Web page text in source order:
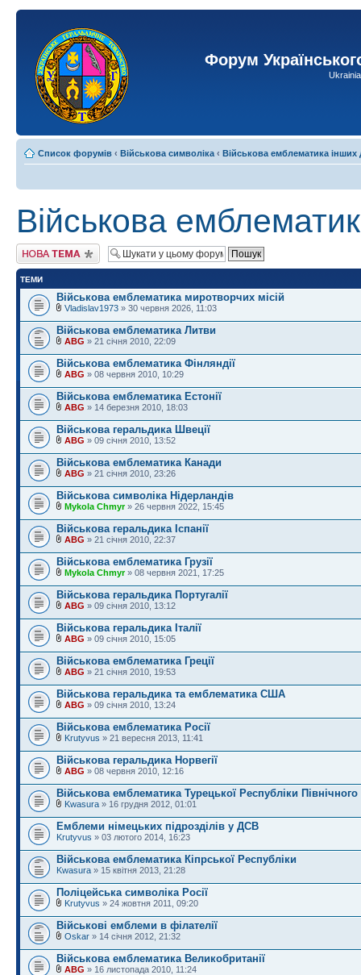
Форум
Список форумів ‹ Військова символіка ‹ Військова емблематика інших
Військова
Створити нову тему
ТЕМИ
Військова емблематика миротворчих місій
Vladislav1973 » 30 червня 2026, 11:03
Військова емблематика Литви
ABG » 21 січня 2010, 22:09
Військова емблематика Фінляндії
ABG » 08 червня 2010, 10:29
Військова емблематика Естонії
ABG » 14 березня 2010, 18:03
Військова геральдика Швеції
ABG » 09 січня 2010, 13:52
Військова емблематика Канади
ABG » 21 січня 2010, 23:26
Військова символіка Нідерландів
Mykola Chmyr» 26 червня 2022, 15:45
Військова геральдика Іспанії
ABG » 21 січня 2010, 22:37
Військова емблематика Грузії
Mykola Chmyr» 08 червня 2021, 17:25
Військова геральдика Португалії
ABG » 09 січня 2010, 13:12
Військова геральдика Італії
ABG » 09 січня 2010, 15:05
Військова емблематика Греції
ABG » 21 січня 2010, 19:53
Військова геральдика та емблематика США
ABG » 09 січня 2010, 13:24
Військова емблематика Росії
Krutyvus » 21 вересня 2013, 11:41
Військова геральдика Норвегії
ABG » 08 червня 2010, 12:16
Військова емблематика Турецької Республіки Північного
Kwasura » 16 грудня 2012, 01:01
Емблеми німецьких підрозділів у ДСВ
Krutyvus » 03 лютого 2014, 16:23
Військова емблематика Кіпрської Республіки
Kwasura » 15 квітня 2013, 21:28
Поліцейська символіка Росії
Krutyvus » 24 жовтня 2011, 09:20
Військові емблеми в філателії
Oskar » 14 січня 2012, 21:32
Військова емблематика Великобританії
ABG » 16 листопада 2010, 11:24